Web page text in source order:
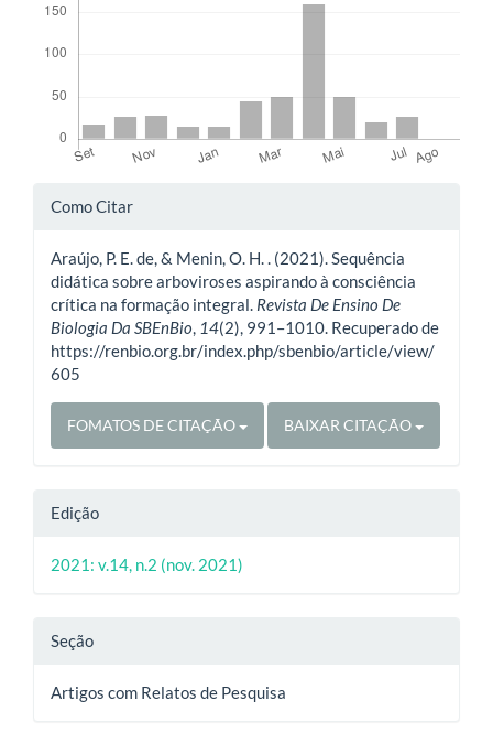
Detalhes
artigo
Como Citar
Araújo, P. E. de, & Menin, O. H. . (2021). Sequência
didática sobre arboviroses aspirando à consciência
crítica na formação integral. Revista De Ensino De
Biologia Da SBEnBio, 14(2), 991–1010. Recuperado de
https://renbio.org.br/index.php/sbenbio/article/view/
605
FOMATOS DE CITAÇÃO BAIXAR CITAÇÃO
Edição
2021: v.14, n.2 (nov. 2021)
Seção
Artigos com Relatos de Pesquisa